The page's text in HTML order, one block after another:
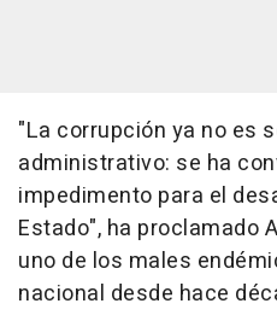
"La corrupción ya no es
administrativo: se ha
impedimento para el
Estado", ha proclamado
uno de los males
nacional desde hace